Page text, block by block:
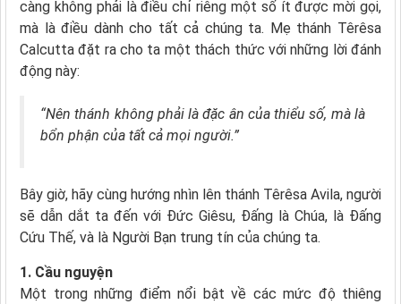
càng không phải là điều chỉ riêng một số ít được mời gọi,
mà là điều dành cho tất cả chúng ta. Mẹ thánh Têrêsa
Calcutta đặt ra cho ta một thách thức với những lời đánh
động này:
“Nên thánh không phải là đặc ân của thiểu số, mà là
bổn phận của tất cả mọi người.”
Bây giờ, hãy cùng hướng nhìn lên thánh Têrêsa Avila, người
sẽ dẫn dắt ta đến với Đức Giêsu, Đấng là Chúa, là Đấng
Cứu Thế, và là Người Bạn trung tín của chúng ta.
1. Cầu nguyện
Một trong những điểm nổi bật về các mức độ thiêng